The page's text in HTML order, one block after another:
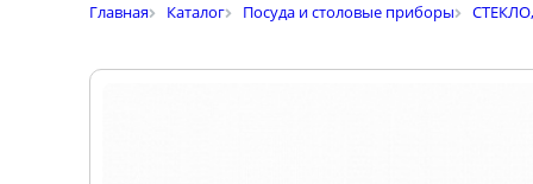
Главная Каталог Посуда и столовые приборы